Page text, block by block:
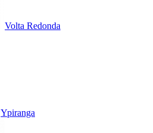
Volta Redonda
Ypiranga